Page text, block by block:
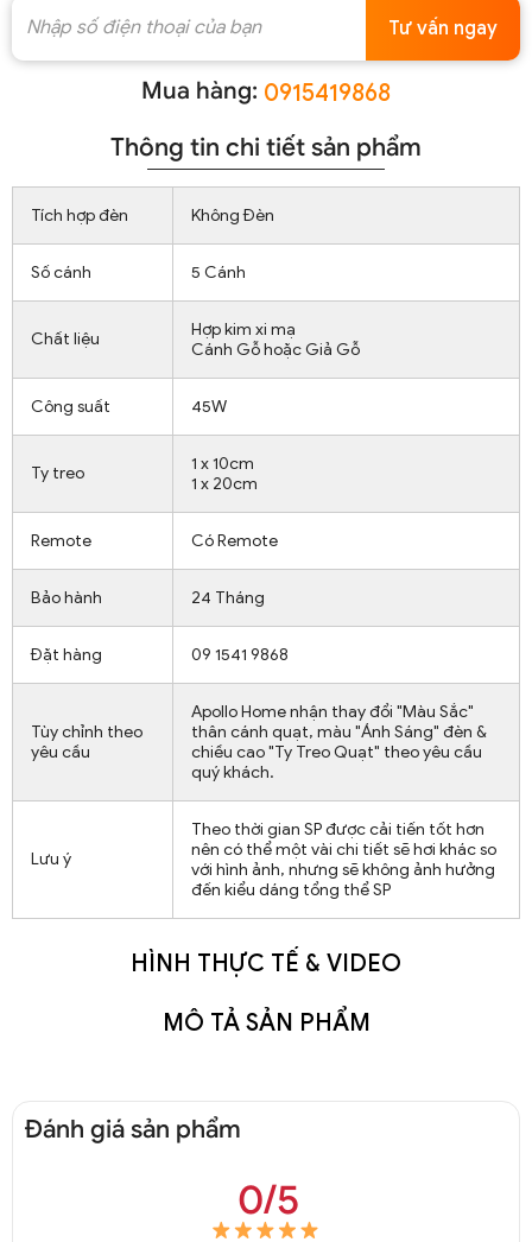
Tư vấn ngay
Mua hàng: 0915419868
Thông tin chi tiết sản phẩm
Tích hợp đèn Không Đèn
Số cánh 5 Cánh
Chất liệu
Hợp kim xi mạ
Cánh Gỗ hoặc Giả Gỗ
Công suất 45W
Ty treo
1 x 10cm
1 x 20cm
Remote Có Remote
Bảo hành 24 Tháng
Đặt hàng 09 1541 9868
Tùy chỉnh theo
yêu cầu
Apollo Home nhận thay đổi "Màu Sắc"
thân cánh quạt, màu "Ánh Sáng" đèn &
chiều cao "Ty Treo Quạt" theo yêu cầu
quý khách.
Lưu ý
Theo thời gian SP được cải tiến tốt hơn
nên có thể một vài chi tiết sẽ hơi khác so
với hình ảnh, nhưng sẽ không ảnh hưởng
đến kiểu dáng tổng thể SP
HÌNH THỰC TẾ & VIDEO
MÔ TẢ SẢN PHẨM
Đánh giá sản phẩm
0/5